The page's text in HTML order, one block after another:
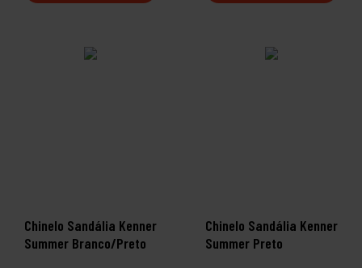
Chinelo Sandália Kenner
Summer Branco/Preto
Chinelo Sandália Kenner
Summer Preto